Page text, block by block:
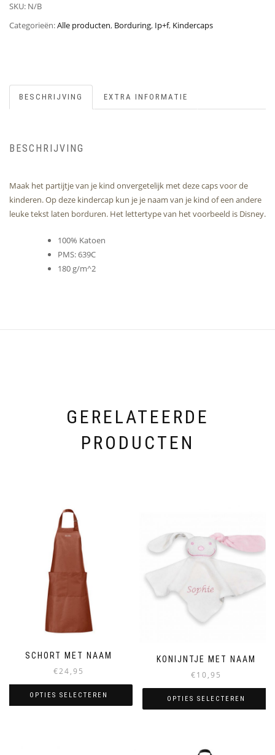
SKU: N/B
Categorieën:Alle producten, Borduring, Ip+f, Kindercaps
BESCHRIJVING EXTRA INFORMATIE
BESCHRIJVING
Maak het partijtje van je kind onvergetelijk met deze caps voor de
kinderen. Op deze kindercap kun je je naam van je kind of een andere
leuke tekst laten borduren. Het lettertype van het voorbeeld is Disney.
100% Katoen
PMS: 639C
180 g/m^2
GERELATEERDE
PRODUCTEN
SCHORT MET NAAM
€24,95
OPTIES SELECTEREN
KONIJNTJE MET NAAM
€10,95
OPTIES SELECTEREN